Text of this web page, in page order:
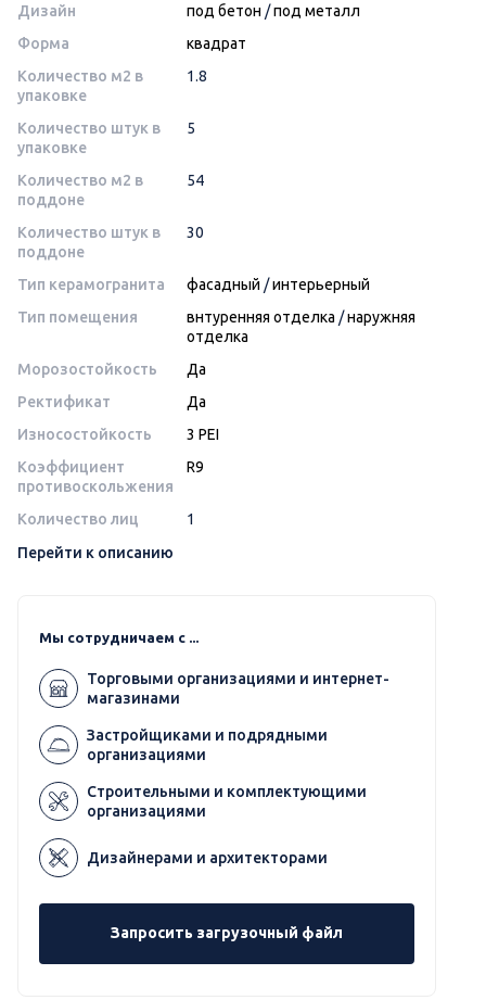
Дизайн
под бетон /под металл
Форма
квадрат
Количество м2 в
упаковке
1.8
Количество штук в
упаковке
5
Количество м2 в
поддоне
54
Количество штук в
поддоне
30
Тип керамогранита фасадный /интерьерный
Тип помещения
внтуренняя отделка /наружняя
отделка
Морозостойкость
Да
Ректификат
Да
Износостойкость
3 PEI
Коэффициент
противоскольжения
R9
Количество лиц
1
Перейти к описанию
Мы сотрудничаем с ...
Торговыми организациями и интернет-
магазинами
Застройщиками и подрядными
организациями
Строительными и комплектующими
организациями
Дизайнерами и архитекторами
Запросить загрузочный файл